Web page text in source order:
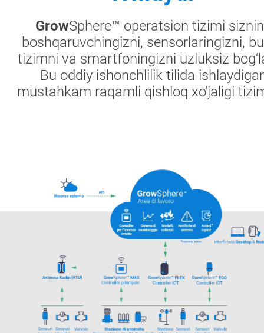
GrowSphere™ operatsion tizimi
boshqaruvchingizni, sensorlaringizni,
tizimni va smartfoningizni uzluksiz
Bu oddiy ishonchlilik tilida
mustahkam raqamli qishloq xo‘jaligi